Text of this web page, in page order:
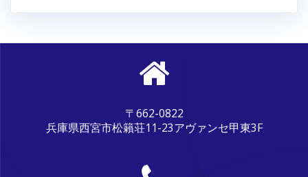
〒662-0822
兵庫県西宮市松籟荘11-23アヴァンセ甲東3F